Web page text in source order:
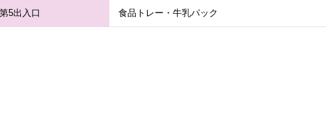
5出入口 食品トレー・牛乳パック